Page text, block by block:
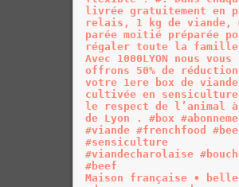
Maison française • belle